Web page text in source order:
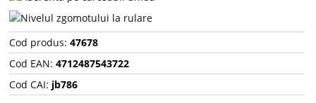
Cod produs: 47678
Cod EAN: 4712487543722
Cod CAI: jb786